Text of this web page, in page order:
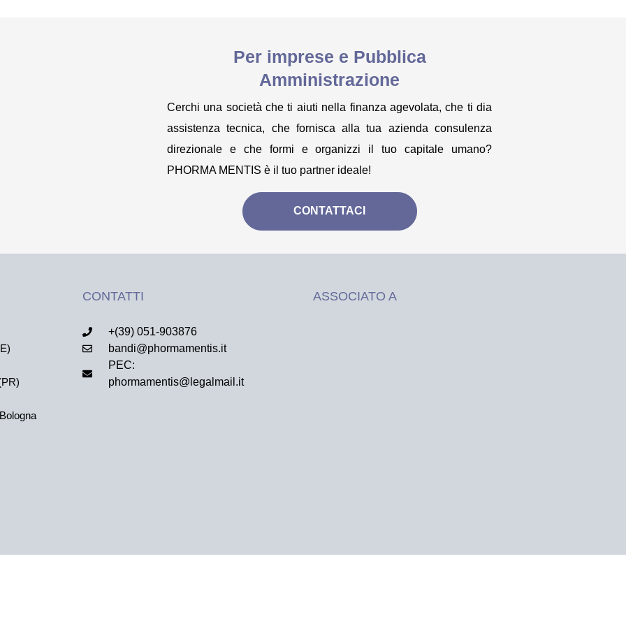
Per imprese e Pubblica
Amministrazione
Cerchi una società che ti aiuti nella finanza agevolata, che ti dia
assistenza tecnica, che fornisca alla tua azienda consulenza
direzionale e che formi e organizzi il tuo capitale umano?
PHORMA MENTIS è il tuo partner ideale!
CONTATTACI
CONTATTI
+(39) 051-903876
bandi@phormamentis.it
PEC:
phormamentis@legalmail.it
ASSOCIATO A